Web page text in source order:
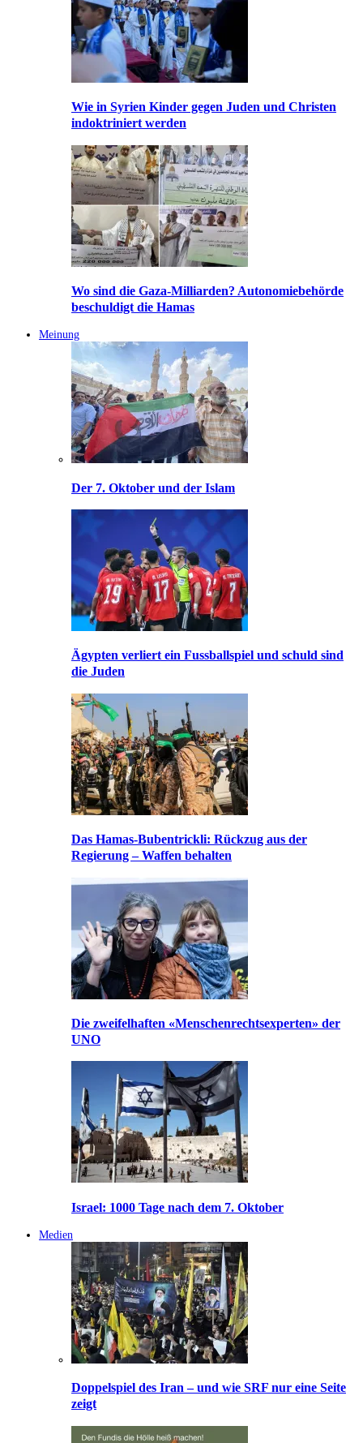
Wie in Syrien Kinder gegen Juden und Christen
indoktriniert werden
Wo sind die Gaza-Milliarden? Autonomiebehörde
beschuldigt die Hamas
Meinung
Der 7. Oktober und der Islam
Ägypten verliert ein Fussballspiel und schuld sind
die Juden
Das Hamas-Bubentrickli: Rückzug aus der
Regierung – Waffen behalten
Die zweifelhaften «Menschenrechtsexperten» der
UNO
Israel: 1000 Tage nach dem 7. Oktober
Medien
Doppelspiel des Iran – und wie SRF nur eine Seite
zeigt